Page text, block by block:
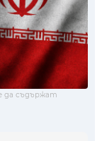
да съдържат